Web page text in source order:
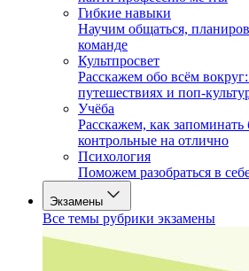
Гибкие навыки
Научим общаться,
команде
Культпросвет
Расскажем обо всём вокруг:
путешествиях и поп-
Учёба
Расскажем, как
контрольные на отлично
Психология
Поможем разобраться в
Экзамены
Все темы рубрики экзамены